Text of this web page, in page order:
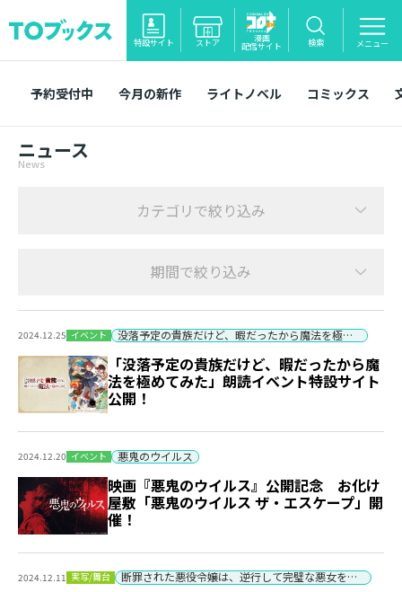
特設サイト ストア 漫画
配信サイト 検索 メニュー
予約受付中 今月の新作 ライトノベル コミックス
ニュース
News
カテゴリで絞り込み
期間で絞り込み
2024.12.25 イベント 没落予定の貴族だけど、暇だったから魔法を極めてみた
「没落予定の貴族だけど、暇だったから魔
法を極めてみた」朗読イベント特設サイト
公開！
2024.12.20 イベント 悪鬼のウイルス
映画『悪鬼のウイルス』公開記念 お化け
屋敷「悪鬼のウイルス ザ・エスケープ」開
催！
2024.12.11 実写/舞台 断罪された悪役令嬢は、逆行して完璧な悪女を目指す